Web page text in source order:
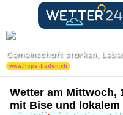
Wetter am Mittwoch,
mit Bise und lokalem